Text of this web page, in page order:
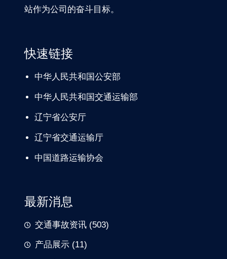
站作为公司的奋斗目标。
快速链接
中华人民共和国公安部
中华人民共和国交通运输部
辽宁省公安厅
辽宁省交通运输厅
中国道路运输协会
最新消息
交通事故资讯 (503)
产品展示 (11)